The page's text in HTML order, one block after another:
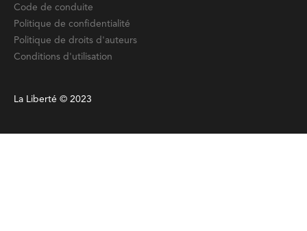
Code de conduite
Politique de confidentialité
Politique de droits d'auteurs
Conditions d'utilisation
La Liberté © 2023